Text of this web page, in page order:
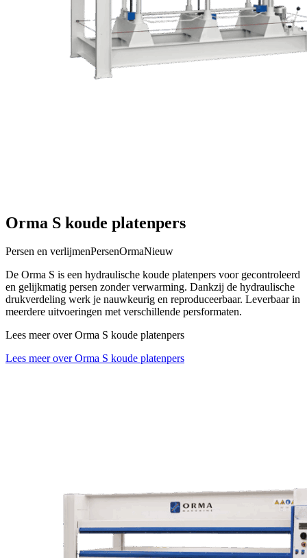
Orma S koude platenpers
Persen en verlijmenPersenOrmaNieuw
De Orma S is een hydraulische koude platenpers voor gecontroleerd
en gelijkmatig persen zonder verwarming. Dankzij de hydraulische
drukverdeling werk je nauwkeurig en reproduceerbaar. Leverbaar in
meerdere uitvoeringen met verschillende persformaten.
Lees meer over Orma S koude platenpers
Lees meer over Orma S koude platenpers